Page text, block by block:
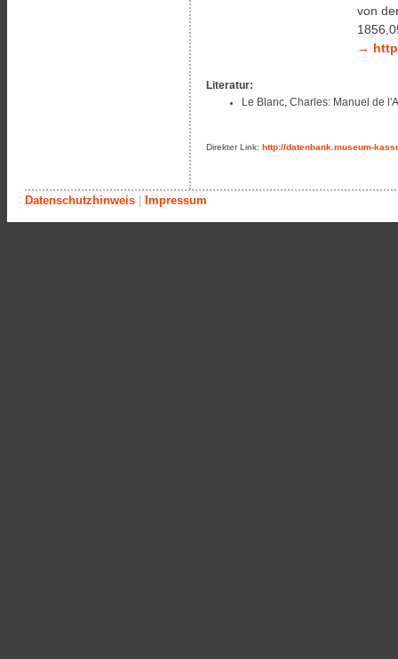
von
→
Literatur:
Le Blanc, Charles: Manuel de
Direkter Link: http://datenbank.museum-
Datenschutzhinweis Impressum